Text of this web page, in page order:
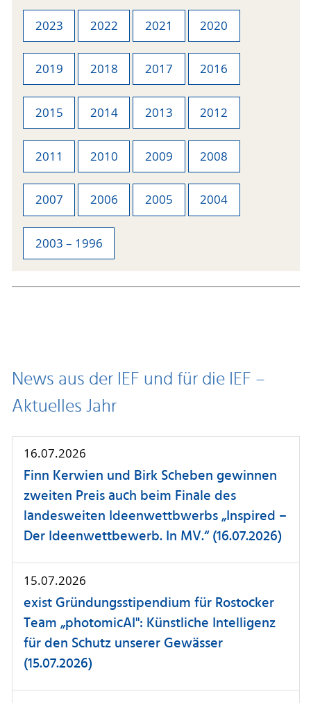
2023 2022 2021 2020
2019 2018 2017 2016
2015 2014 2013 2012
2011 2010 2009 2008
2007 2006 2005 2004
2003 – 1996
News aus der IEF und für die IEF –
Aktuelles Jahr
16.07.2026
Finn Kerwien und Birk Scheben gewinnen
zweiten Preis auch beim Finale des
landesweiten Ideenwettbwerbs „Inspired –
Der Ideenwettbewerb. In MV.“ (16.07.2026)
15.07.2026
exist Gründungsstipendium für Rostocker
Team „photomicAI": Künstliche Intelligenz
für den Schutz unserer Gewässer
(15.07.2026)